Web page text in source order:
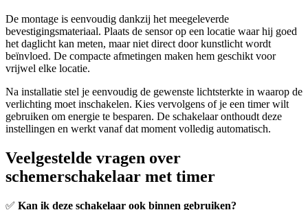
De montage is eenvoudig dankzij het meegeleverde
bevestigingsmateriaal. Plaats de sensor op een locatie waar hij goed
het daglicht kan meten, maar niet direct door kunstlicht wordt
beïnvloed. De compacte afmetingen maken hem geschikt voor
vrijwel elke locatie.
Na installatie stel je eenvoudig de gewenste lichtsterkte in waarop de
verlichting moet inschakelen. Kies vervolgens of je een timer wilt
gebruiken om energie te besparen. De schakelaar onthoudt deze
instellingen en werkt vanaf dat moment volledig automatisch.
Veelgestelde vragen over
schemerschakelaar met timer
✅ Kan ik deze schakelaar ook binnen gebruiken?